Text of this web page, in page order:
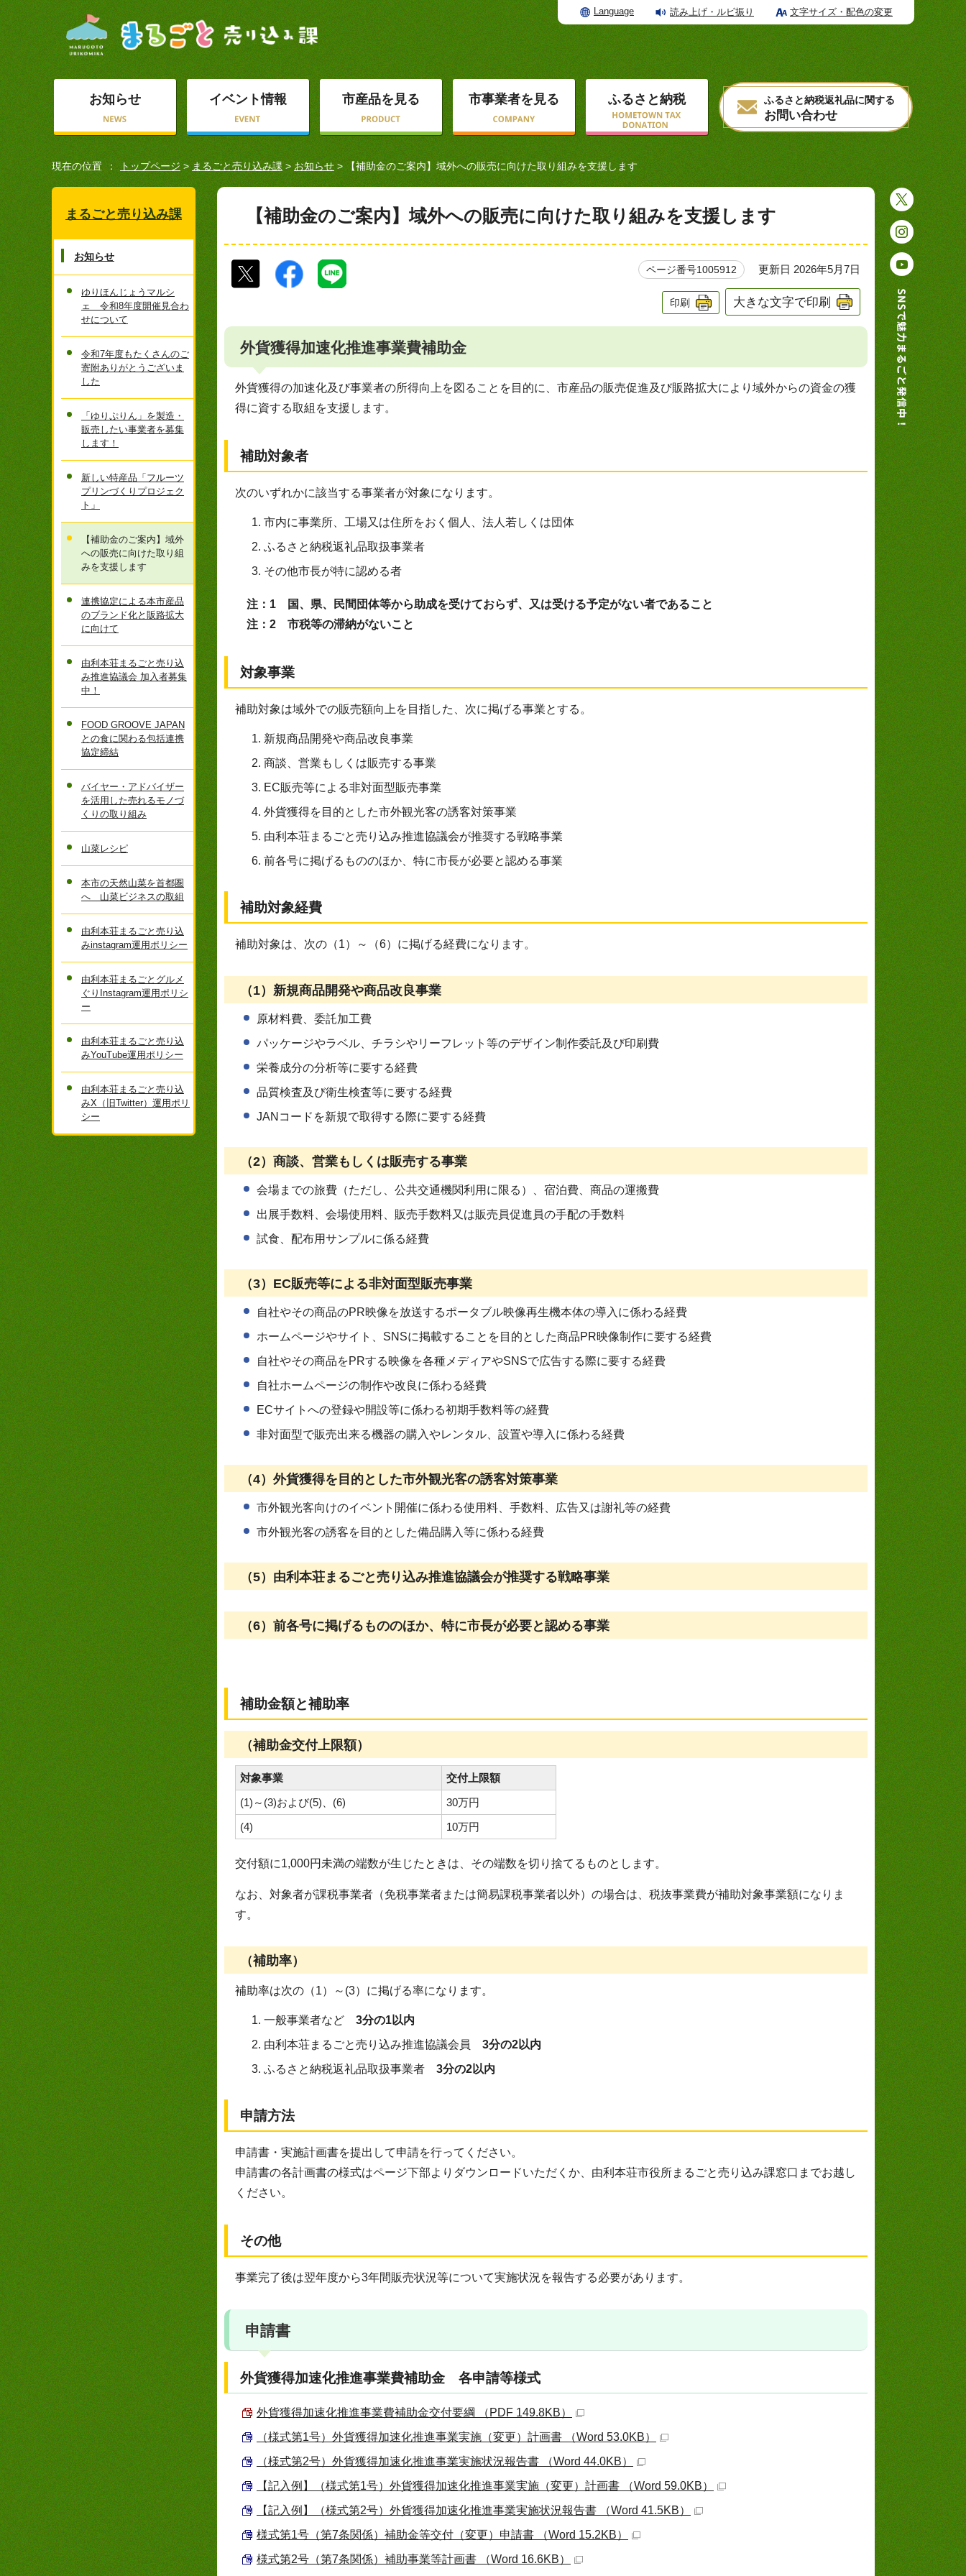
Language 読み上げ・ルビ振り 文字サイズ・配色の変更
お知らせ イベント情報 市産品を見る 市事業者を見る ふるさと納税 ふるさと納税返礼品に関する
お問い合わせ
現在の位置 トップページ > まるごと売り込み課 > お知らせ > 【補助金のご案内】域外への販売に向けた取り組みを支援します
【補助金のご案内】域外への販売に向けた取り組みを支援します
ページ番号1005912 更新日 2026年5月7日
印刷 大きな文字で印刷
外貨獲得加速化推進事業費補助金
外貨獲得の加速化及び事業者の所得向上を図ることを目的に、市産品の販売促進及び販路拡大により域外からの資金の獲
得に資する取組を支援します。
補助対象者
次のいずれかに該当する事業者が対象になります。
市内に事業所、工場又は住所をおく個人、法人若しくは団体
ふるさと納税返礼品取扱事業者
その他市長が特に認める者
注：1 国、県、民間団体等から助成を受けておらず、又は受ける予定がない者であること
注：2 市税等の滞納がないこと
対象事業
補助対象は域外での販売額向上を目指した、次に掲げる事業とする。
新規商品開発や商品改良事業
商談、営業もしくは販売する事業
EC販売等による非対面型販売事業
外貨獲得を目的とした市外観光客の誘客対策事業
由利本荘まるごと売り込み推進協議会が推奨する戦略事業
前各号に掲げるもののほか、特に市長が必要と認める事業
補助対象経費
補助対象は、次の（1）～（6）に掲げる経費になります。
（1）新規商品開発や商品改良事業
原材料費、委託加工費
パッケージやラベル、チラシやリーフレット等のデザイン制作委託及び印刷費
栄養成分の分析等に要する経費
品質検査及び衛生検査等に要する経費
JANコードを新規で取得する際に要する経費
（2）商談、営業もしくは販売する事業
会場までの旅費（ただし、公共交通機関利用に限る）、宿泊費、商品の運搬費
出展手数料、会場使用料、販売手数料又は販売員促進員の手配の手数料
試食、配布用サンプルに係る経費
（3）EC販売等による非対面型販売事業
自社やその商品のPR映像を放送するポータブル映像再生機本体の導入に係わる経費
ホームページやサイト、SNSに掲載することを目的とした商品PR映像制作に要する経費
自社やその商品をPRする映像を各種メディアやSNSで広告する際に要する経費
自社ホームページの制作や改良に係わる経費
ECサイトへの登録や開設等に係わる初期手数料等の経費
非対面型で販売出来る機器の購入やレンタル、設置や導入に係わる経費
（4）外貨獲得を目的とした市外観光客の誘客対策事業
市外観光客向けのイベント開催に係わる使用料、手数料、広告又は謝礼等の経費
市外観光客の誘客を目的とした備品購入等に係わる経費
（5）由利本荘まるごと売り込み推進協議会が推奨する戦略事業
（6）前各号に掲げるもののほか、特に市長が必要と認める事業
補助金額と補助率
（補助金交付上限額）
対象事業
交付上限額
(1)～(3)および(5)、(6)
30万円
(4)
10万円
交付額に1,000円未満の端数が生じたときは、その端数を切り捨てるものとします。
なお、対象者が課税事業者（免税事業者または簡易課税事業者以外）の場合は、税抜事業費が補助対象事業額になりま
す。
（補助率）
補助率は次の（1）～(3）に掲げる率になります。
一般事業者など 3分の1以内
由利本荘まるごと売り込み推進協議会員 3分の2以内
ふるさと納税返礼品取扱事業者 3分の2以内
申請方法
申請書・実施計画書を提出して申請を行ってください。
申請書の各計画書の様式はページ下部よりダウンロードいただくか、由利本荘市役所まるごと売り込み課窓口までお越し
ください。
その他
事業完了後は翌年度から3年間販売状況等について実施状況を報告する必要があります。
申請書
外貨獲得加速化推進事業費補助金 各申請等様式
外貨獲得加速化推進事業費補助金交付要綱 （PDF 149.8KB）
（様式第1号）外貨獲得加速化推進事業実施（変更）計画書 （Word 53.0KB）
（様式第2号）外貨獲得加速化推進事業実施状況報告書 （Word 44.0KB）
【記入例】（様式第1号）外貨獲得加速化推進事業実施（変更）計画書 （Word 59.0KB）
【記入例】（様式第2号）外貨獲得加速化推進事業実施状況報告書 （Word 41.5KB）
様式第1号（第7条関係）補助金等交付（変更）申請書 （Word 15.2KB）
様式第2号（第7条関係）補助事業等計画書 （Word 16.6KB）
まるごと売り込み課
お知らせ
ゆりほんじょうマルシ
ェ 令和8年度開催見合わ
せについて
令和7年度もたくさんのご
寄附ありがとうございま
した
「ゆりぷりん」を製造・
販売したい事業者を募集
します！
新しい特産品「フルーツ
プリンづくりプロジェク
ト」
【補助金のご案内】域外
への販売に向けた取り組
みを支援します
連携協定による本市産品
のブランド化と販路拡大
に向けて
由利本荘まるごと売り込
み推進協議会 加入者募集
中！
FOOD GROOVE JAPAN
との食に関わる包括連携
協定締結
バイヤー・アドバイザー
を活用した売れるモノづ
くりの取り組み
山菜レシピ
本市の天然山菜を首都圏
へ 山菜ビジネスの取組
由利本荘まるごと売り込
みinstagram運用ポリシー
由利本荘まるごとグルメ
ぐりInstagram運用ポリシ
ー
由利本荘まるごと売り込
みYouTube運用ポリシー
由利本荘まるごと売り込
みX（旧Twitter）運用ポリ
シー